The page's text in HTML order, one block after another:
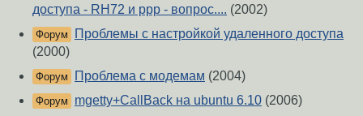
доступа - RH72 и ppp - вопрос.... (2002)
Форум
Проблемы с настройкой удаленного доступа
(2000)
Форум Проблема с модемам (2004)
Форум mgetty+CallBack на ubuntu 6.10 (2006)